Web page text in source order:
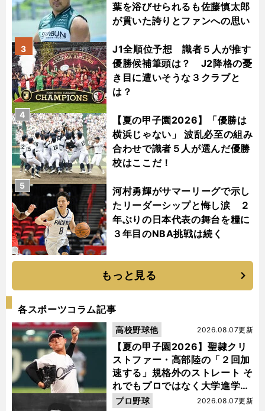
葉を浴びせられるも佐藤慎太郎
が貫いた誇りとファンへの思い
J1全順位予想 識者５人が推す
優勝候補筆頭は？ J2降格の憂
き目に遭いそうな３クラブと
は？
3
【夏の甲子園2026】「優勝は
横浜じゃない」 波乱必至の組み
合わせで識者５人が選んだ優勝
校はここだ！
4
河村勇輝がサマーリーグで示し
たリーダーシップと悔し涙 ２
年ぶりの日本代表の舞台を糧に
３年目のNBA挑戦は続く
5
もっと見る
各スポーツコラム記事
【夏の甲子園2026】聖隷クリ
ストファー・高部陸の「２回加
速する」規格外のストレート そ
れでもプロではなく大学進学を
選ぶ理由
2026.08.07更新
高校野球他
2026.08.07更新
プロ野球